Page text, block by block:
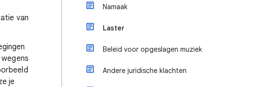
van
je
Namaak
Laster
Beleid voor opgeslagen muziek
Andere juridische klachten